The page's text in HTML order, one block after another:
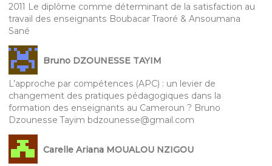
2011 Le diplôme comme déterminant de la satisfaction au
travail des enseignants Boubacar Traoré & Ansoumana
Sané
Bruno DZOUNESSE TAYIM
L’approche par compétences (APC) : un levier de
changement des pratiques pédagogiques dans la
formation des enseignants au Cameroun ? Bruno
Dzounesse Tayim bdzounesse@gmail.com
Carelle Ariana MOUALOU NZIGOU